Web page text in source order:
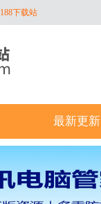
188下载站
最新更新